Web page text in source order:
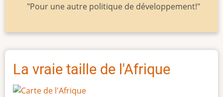
"Pour une autre politique de développement!"
La vraie taille de l'Afrique